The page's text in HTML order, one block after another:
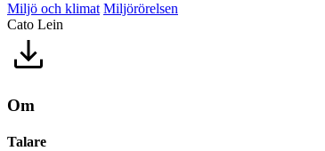
Miljö och klimat Miljörörelsen
Cato Lein
Om
Talare